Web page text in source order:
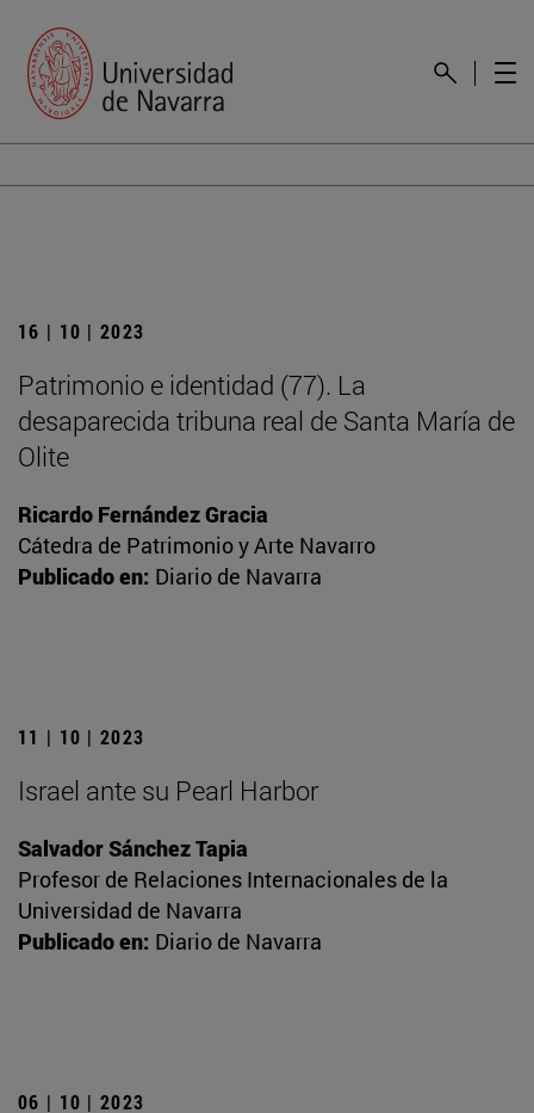
16 | 10 | 2023
Patrimonio e identidad (77). La
desaparecida tribuna real de Santa María de
Olite
Ricardo Fernández Gracia
Cátedra de Patrimonio y Arte Navarro
Publicado en: Diario de Navarra
11 | 10 | 2023
Israel ante su Pearl Harbor
Salvador Sánchez Tapia
Profesor de Relaciones Internacionales de la
Universidad de Navarra
Publicado en: Diario de Navarra
06 | 10 | 2023